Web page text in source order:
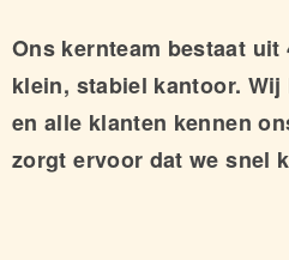
Ons kernteam bestaat uit
klein, stabiel kantoor.
en alle klanten kennen
zorgt ervoor dat we snel